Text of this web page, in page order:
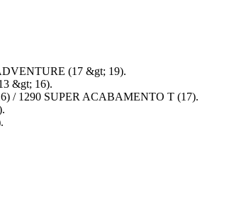
(17 &gt; 19).
&gt; 16).
/ 1290 SUPER ACABAMENTO T (17).